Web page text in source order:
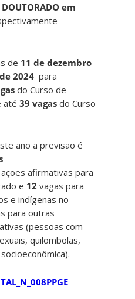
em
de 11 de dezembro
2024para
do Curso de
até39 vagas do Curso
ano a previsão é
afirmativas para
e 12 vagas para
e indígenas no
para outras
(pessoas com
quilombolas,